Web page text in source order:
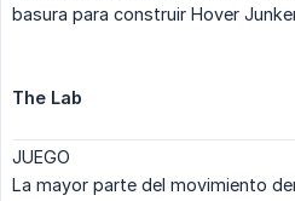
basura para construir Hover
The Lab
JUEGO
La mayor parte del movimiento